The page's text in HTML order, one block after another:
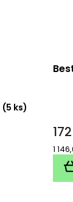
(5 ks)
cena:
1